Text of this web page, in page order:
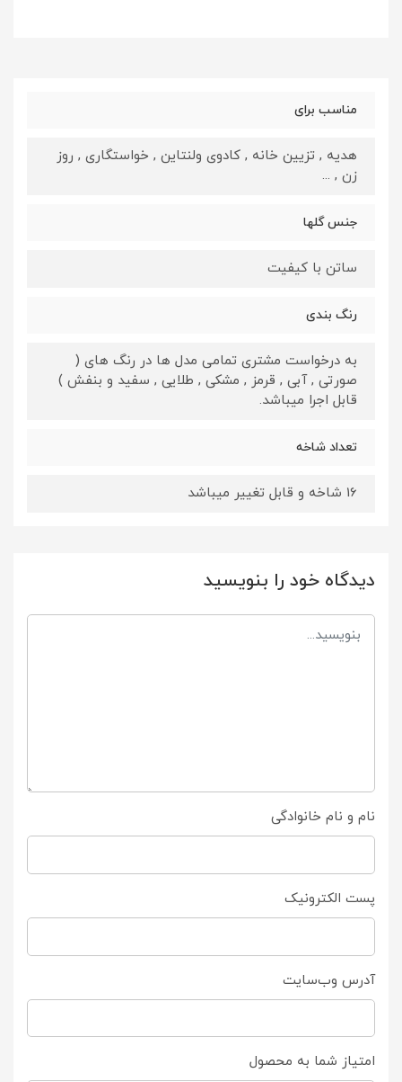
مناسب برای
هدیه , تزیین خانه , کادوی ولنتاین , خواستگاری , روز
زن , ...
جنس گلها
ساتن با کیفیت
رنگ بندی
به درخواست مشتری تمامی مدل ها در رنگ های (
صورتی , آبی , قرمز , مشکی , طلایی , سفید و بنفش )
قابل اجرا میباشد.
تعداد شاخه
16 شاخه و قابل تغییر میباشد
دیدگاه خود را بنویسید
نام و نام خانوادگی
پست الکترونیک
آدرس وب‌سایت
امتیاز شما به محصول